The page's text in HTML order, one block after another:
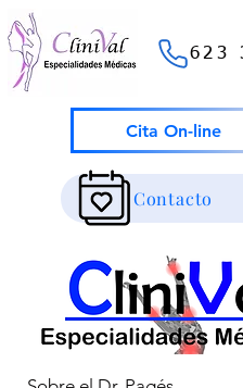
623
Cita On-line
Contacto